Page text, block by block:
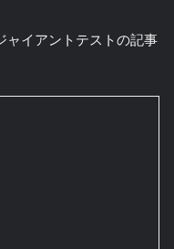
ャイアントテストの記事